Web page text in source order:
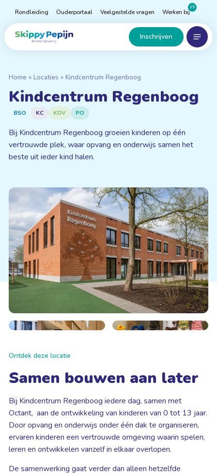
Rondleiding Ouderportaal Veelgestelde vragen Werken bij
15
Home Inschrijven
Menu
Home » Locaties » Kindcentrum Regenboog
Kindcentrum Regenboog
BSO KC KDV PO
Bij Kindcentrum Regenboog groeien kinderen op één
vertrouwde plek, waar opvang en onderwijs samen het
beste uit ieder kind halen.
Ontdek deze locatie
Samen bouwen aan later
Bij Kindcentrum Regenboog iedere dag, samen met
Octant, aan de ontwikkeling van kinderen van 0 tot 13 jaar.
Door opvang en onderwijs onder één dak te organiseren,
ervaren kinderen een vertrouwde omgeving waarin spelen,
leren en ontwikkelen vanzelf in elkaar overlopen.
De samenwerking gaat verder dan alleen hetzelfde